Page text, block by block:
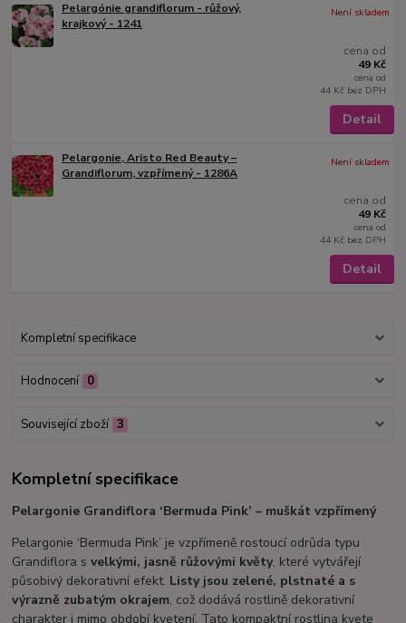
Pelargónie grandiflorum - růžový,
krajkový - 1241
cena od
49 Kč
cena od
44 Kč bez DPH
Není skladem
Detail
Pelargonie, Aristo Red Beauty –
Grandiflorum, vzpřímený - 1286A
cena od
49 Kč
cena od
44 Kč bez DPH
Není skladem
Detail
Kompletní specifikace
Hodnocení 0
Související zboží 3
Kompletní specifikace
Pelargonie Grandiflora ‘Bermuda Pink’ – muškát vzpřímený
Pelargonie ‘Bermuda Pink’ je vzpřímeně rostoucí odrůda typu
Grandiflora svelkými, jasně růžovými květy, které vytvářejí
působivý dekorativní efekt. Listy jsou zelené, plstnaté a s
výrazně zubatým okrajem, což dodává rostlině dekorativní
charakter i mimo období kvetení. Tato kompaktní rostlina kvete